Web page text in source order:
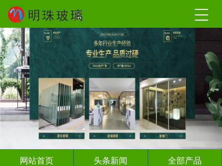
网站首页 头条新闻 全部产品